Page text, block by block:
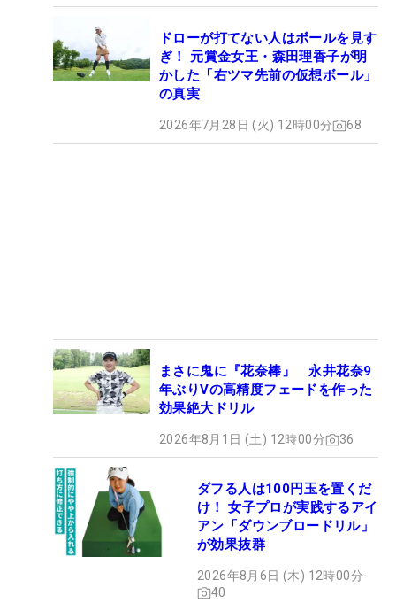
ドローが打てない人はボールを見す
ぎ！ 元賞金女王・森田理香子が明
かした「右ツマ先前の仮想ボール」
の真実
2026年7月28日 (火) 12時00分 68
まさに鬼に『花奈棒』 永井花奈9
年ぶりVの高精度フェードを作った
効果絶大ドリル
2026年8月1日 (土) 12時00分 36
ダフる人は100円玉を置くだ
け！ 女子プロが実践するアイ
アン「ダウンブロードリル」
が効果抜群
2026年8月6日 (木) 12時00分
40